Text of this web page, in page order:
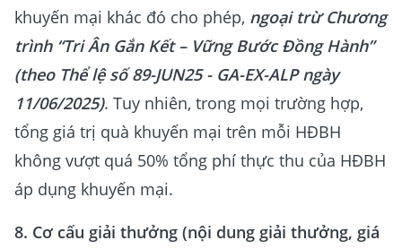
khuyến mại khác đó cho phép, ngoại trừ Chương
trình “Tri Ân Gắn Kết – Vững Bước Đồng Hành”
(theo Thể lệ số 89-JUN25 - GA-EX-ALP ngày
11/06/2025). Tuy nhiên, trong mọi trường hợp,
tổng giá trị quà khuyến mại trên mỗi HĐBH
không vượt quá 50% tổng phí thực thu của HĐBH
áp dụng khuyến mại.
8. Cơ cấu giải thưởng (nội dung giải thưởng, giá